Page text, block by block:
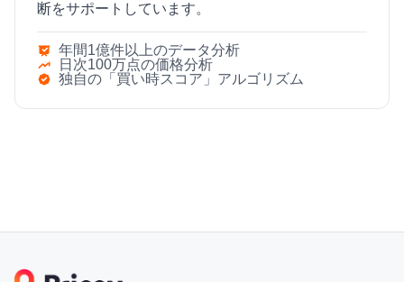
断をサポートしています。
年間1億件以上のデータ分析
日次100万点の価格分析
独自の「買い時スコア」アルゴリズム